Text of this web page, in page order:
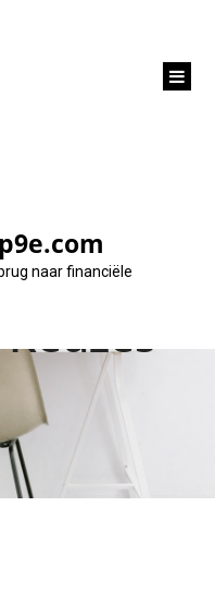
naar financiële
Geld